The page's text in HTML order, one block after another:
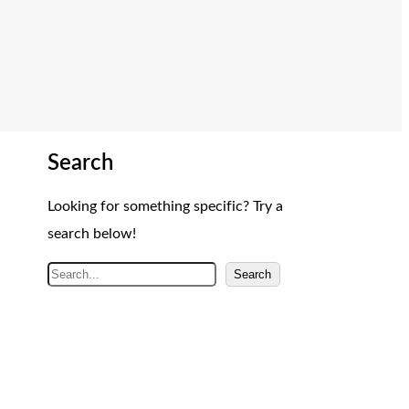
Search
Looking for something specific? Try a
search below!
A
Search